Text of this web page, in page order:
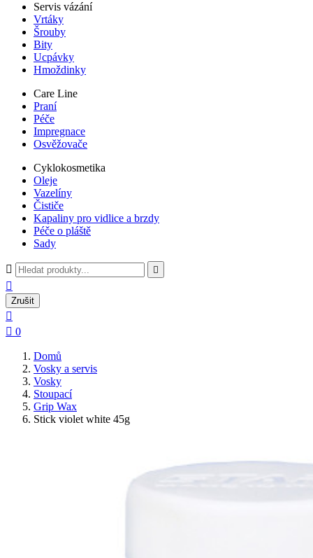
Servis vázání
Vrtáky
Šrouby
Bity
Ucpávky
Hmoždinky
Care Line
Praní
Péče
Impregnace
Osvěžovače
Cyklokosmetika
Oleje
Vazelíny
Čističe
Kapaliny pro vidlice a brzdy
Péče o pláště
Sady
 

Zrušit

 0
Domů
Vosky a servis
Vosky
Stoupací
Grip Wax
Stick violet white 45g